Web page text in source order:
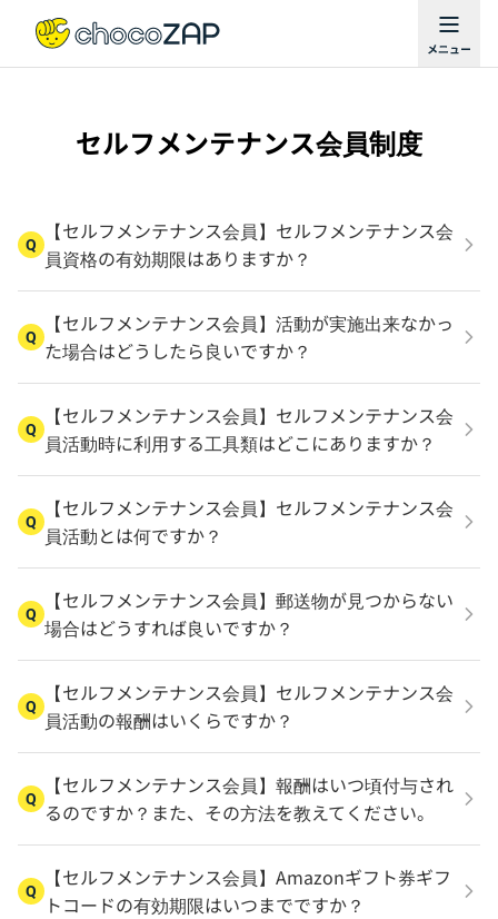
セルフメンテナンス会員制度
Q
【セルフメンテナンス会員】セルフメンテナンス会
員資格の有効期限はありますか？
Q
【セルフメンテナンス会員】活動が実施出来なかっ
た場合はどうしたら良いですか？
Q
【セルフメンテナンス会員】セルフメンテナンス会
員活動時に利用する工具類はどこにありますか？
Q
【セルフメンテナンス会員】セルフメンテナンス会
員活動とは何ですか？
Q
【セルフメンテナンス会員】郵送物が見つからない
場合はどうすれば良いですか？
Q
【セルフメンテナンス会員】セルフメンテナンス会
員活動の報酬はいくらですか？
Q
【セルフメンテナンス会員】報酬はいつ頃付与され
るのですか？また、その方法を教えてください。
Q
【セルフメンテナンス会員】Amazonギフト券ギフ
トコードの有効期限はいつまでですか？